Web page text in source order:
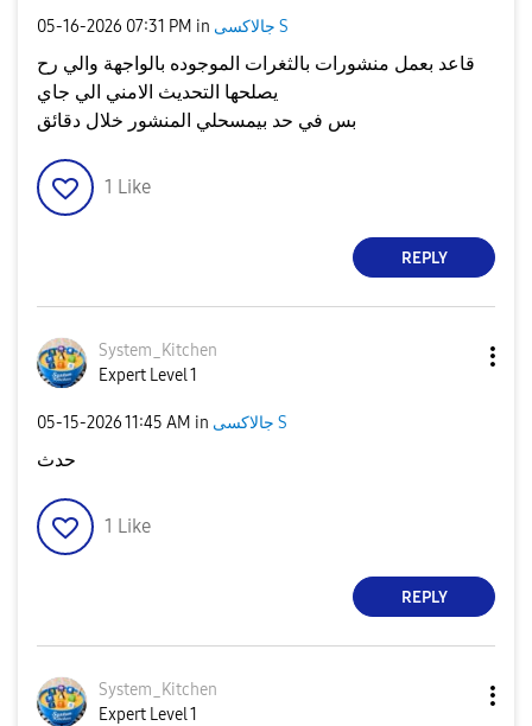
‎05-16-2026 07:31 PM in جالاكسى S
قاعد بعمل منشورات بالثغرات الموجوده بالواجهة والي رح
يصلحها التحديث الامني الي جاي
بس في حد بيمسحلي المنشور خلال دقائق
1 Like
REPLY
System_Kitchen
Expert Level 1
‎05-15-202611:45 AM in جالاكسى S
حدث
1 Like
REPLY
System_Kitchen
Expert Level 1